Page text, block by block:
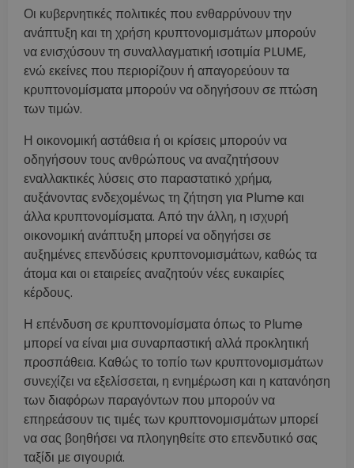
Οι κυβερνητικές πολιτικές που ενθαρρύνουν την
ανάπτυξη και τη χρήση κρυπτονομισμάτων μπορούν
να ενισχύσουν τη συναλλαγματική ισοτιμία PLUME,
ενώ εκείνες που περιορίζουν ή απαγορεύουν τα
κρυπτονομίσματα μπορούν να οδηγήσουν σε πτώση
των τιμών.
Η οικονομική αστάθεια ή οι κρίσεις μπορούν να
οδηγήσουν τους ανθρώπους να αναζητήσουν
εναλλακτικές λύσεις στο παραστατικό χρήμα,
αυξάνοντας ενδεχομένως τη ζήτηση για Plume και
άλλα κρυπτονομίσματα. Από την άλλη, η ισχυρή
οικονομική ανάπτυξη μπορεί να οδηγήσει σε
αυξημένες επενδύσεις κρυπτονομισμάτων, καθώς τα
άτομα και οι εταιρείες αναζητούν νέες ευκαιρίες
κέρδους.
Η επένδυση σε κρυπτονομίσματα όπως το Plume
μπορεί να είναι μια συναρπαστική αλλά προκλητική
προσπάθεια. Καθώς το τοπίο των κρυπτονομισμάτων
συνεχίζει να εξελίσσεται, η ενημέρωση και η κατανόηση
των διαφόρων παραγόντων που μπορούν να
επηρεάσουν τις τιμές των κρυπτονομισμάτων μπορεί
να σας βοηθήσει να πλοηγηθείτε στο επενδυτικό σας
ταξίδι με σιγουριά.